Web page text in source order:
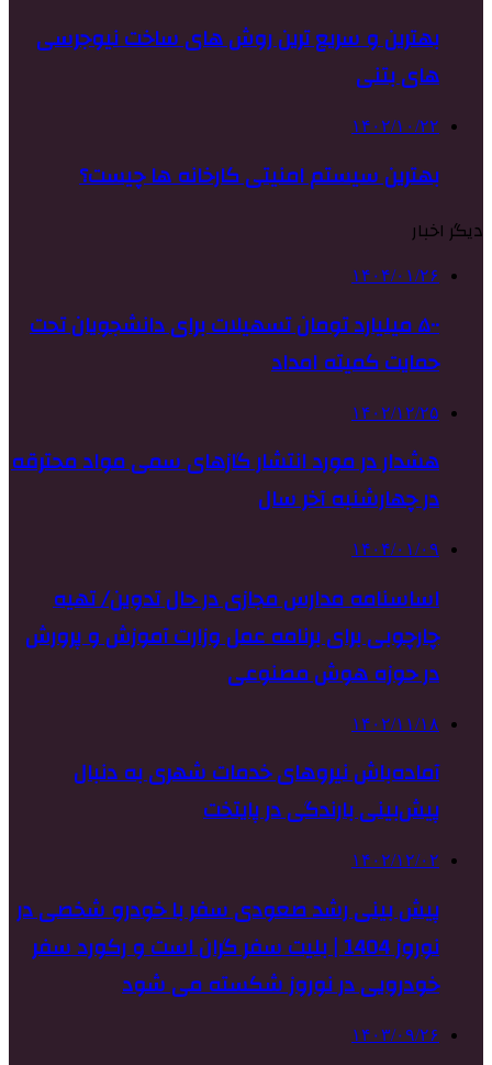
بهترین و سریع ترین روش های ساخت نیوجرسی
های بتنی
۱۴۰۲/۱۰/۲۲
بهترین سیستم امنیتی کارخانه ها چیست؟
دیگر اخبار
۱۴۰۴/۰۱/۲۶
۵۰۰ میلیارد تومان تسهیلات برای دانشجویان تحت
حمایت کمیته امداد
۱۴۰۲/۱۲/۲۵
هشدار در مورد انتشار گازهای سمی مواد محترقه
در چهارشنبه آخر سال
۱۴۰۴/۰۱/۰۹
اساسنامه مدارس مجازی در حال تدوین/ تهیه
چارچوبی برای برنامه عمل وزارت آموزش و پرورش
در حوزه هوش مصنوعی
۱۴۰۲/۱۱/۱۸
آماده‌باش نیروهای خدمات شهری به دنبال
پیش‌بینی بارندگی در پایتخت
۱۴۰۲/۱۲/۰۲
پیش‌ بینی رشد صعودی سفر با خودرو شخصی در
نوروز 1404 | بلیت سفر گران است و رکورد سفر
خودرویی در نوروز شکسته می شود
۱۴۰۳/۰۹/۲۶